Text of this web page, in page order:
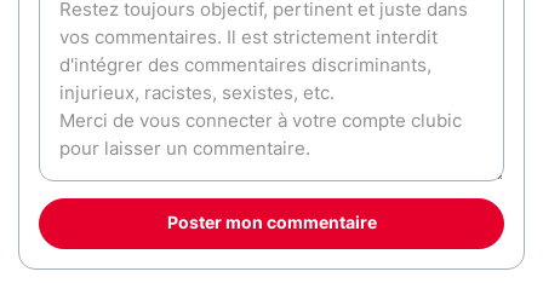
Poster mon commentaire